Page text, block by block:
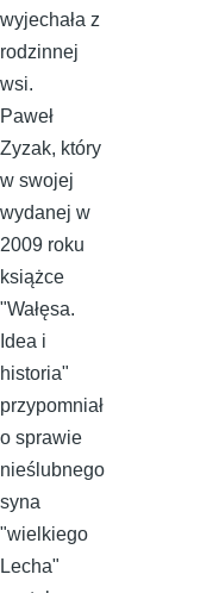
wyjechała z
rodzinnej
wsi.
Paweł
Zyzak, który
w swojej
wydanej w
2009 roku
książce
"Wałęsa.
Idea i
historia"
przypomniał
o sprawie
nieślubnego
syna
"wielkiego
Lecha"